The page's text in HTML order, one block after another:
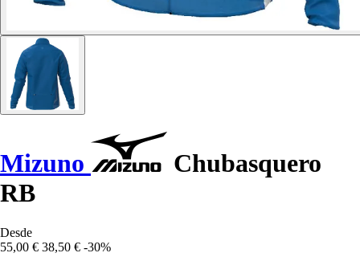
Mizuno
Chubasquero
RB
Desde
55,00 € 38,50 € -30%